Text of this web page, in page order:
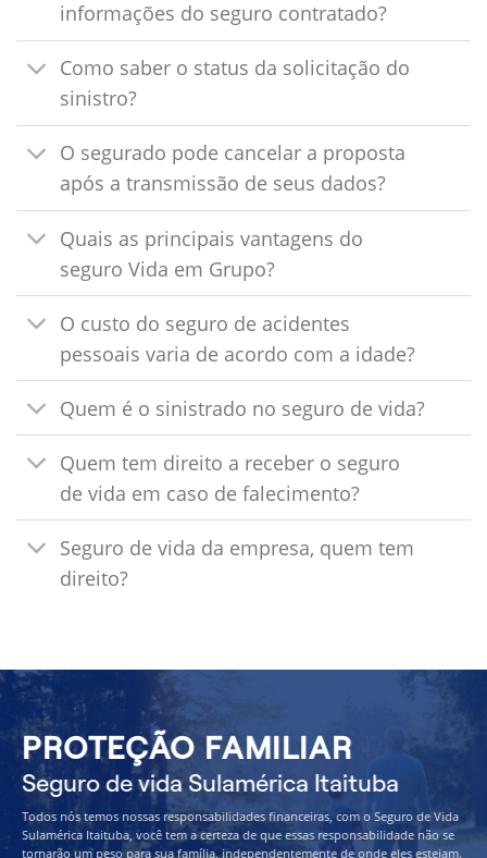
informações do seguro contratado?
Como saber o status da solicitação do
sinistro?
O segurado pode cancelar a proposta
após a transmissão de seus dados?
Quais as principais vantagens do
seguro Vida em Grupo?
O custo do seguro de acidentes
pessoais varia de acordo com a idade?
Quem é o sinistrado no seguro de vida?
Quem tem direito a receber o seguro
de vida em caso de falecimento?
Seguro de vida da empresa, quem tem
direito?
PROTEÇÃO FAMILIAR
Seguro de vida Sulamérica Itaituba
Todos nós temos nossas responsabilidades financeiras, com o Seguro de Vida
Sulamérica Itaituba, você tem a certeza de que essas responsabilidade não se
tornarão um peso para sua família, independentemente de onde eles estejam.